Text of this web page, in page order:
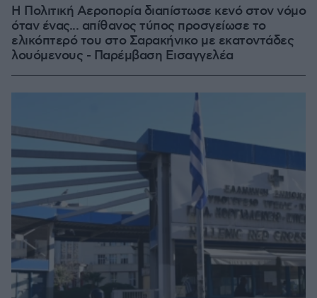
Η Πολιτική Αεροπορία διαπίστωσε κενό στον νόμο
όταν ένας... απίθανος τύπος προσγείωσε το
ελικόπτερό του στο Σαρακήνικο με εκατοντάδες
λουόμενους - Παρέμβαση Εισαγγελέα